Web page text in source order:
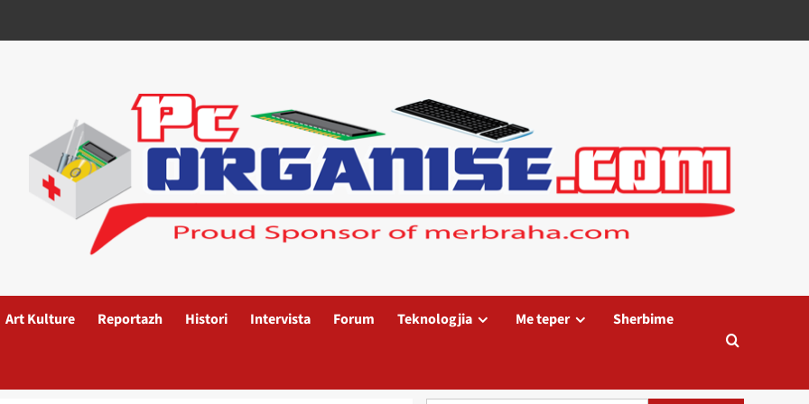
Art Kulture Reportazh Histori Intervista Forum Teknologjia Me teper Sherbime